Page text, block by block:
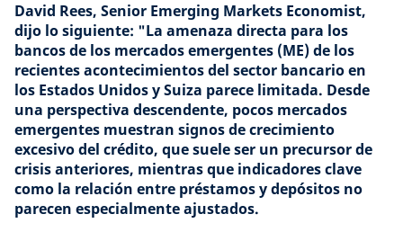
David Rees, Senior Emerging Markets Economist,
dijo lo siguiente: "La amenaza directa para los
bancos de los mercados emergentes (ME) de los
recientes acontecimientos del sector bancario en
los Estados Unidos y Suiza parece limitada. Desde
una perspectiva descendente, pocos mercados
emergentes muestran signos de crecimiento
excesivo del crédito, que suele ser un precursor de
crisis anteriores, mientras que indicadores clave
como la relación entre préstamos y depósitos no
parecen especialmente ajustados.